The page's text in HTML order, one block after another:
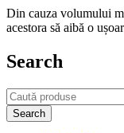
Din cauza volumului
acestora să aibă o
Search